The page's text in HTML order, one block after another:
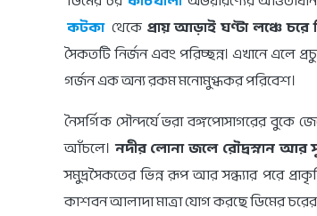
কটকা থেকে প্রায় আড়াই ঘণ্টা লঞ্চে
সৈকতটি নির্জন এবং পরিচ্ছন্ন। এখানে এলে
গর্জন এক অন্য রকম মনোমুগ্ধকর পরিবেশ।
নৈসর্গিক সৌন্দর্যে ভরা বঙ্গপোসাগরের বুকে
আঁচলে।নদীর লোনা জলে রৌদ্রস্নান আর
সমুদ্রসৈকতের ভিন্ন রূপ আর সন্ধ্যার পরে
কাশবন আলাদা মাত্রা যোগ করছে ডিমের